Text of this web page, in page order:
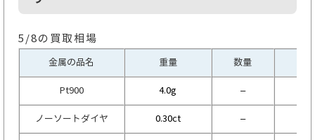
5/8の買取相場
金属の品名 重量 数量
Pt900 4.0g –
ノーソートダイヤ 0.30ct –